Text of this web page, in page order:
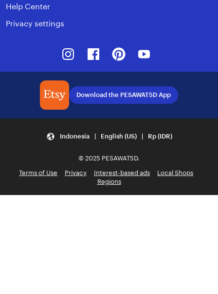
Help Center
Privacy settings
InstagramFacebookPinterest
Download the PESAWAT5D App
Indonesia | English (US) | Rp (IDR)
© 2025 PESAWAT5D.
Terms of Use
Privacy Interest-based ads
Local Shops
Regions